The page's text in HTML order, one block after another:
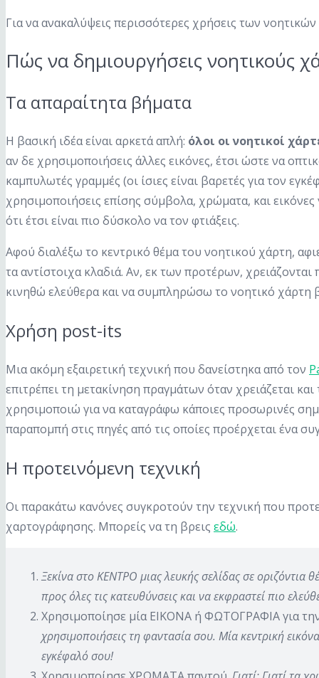
Για να ανακαλύψεις περισσότερες χρήσεις των
Πώς να δημιουργήσεις νοητικούς
Τα απαραίτητα βήματα
Η βασική ιδέα είναι αρκετά απλή: όλοι οι νοητικοί
αν δε χρησιμοποιήσεις άλλες εικόνες, έτσι ώστε να
καμπυλωτές γραμμές (οι ίσιες είναι βαρετές για τον
χρησιμοποιήσεις επίσης σύμβολα, χρώματα, και
ότι έτσι είναι πιο δύσκολο να τον φτιάξεις.
Αφού διαλέξω το κεντρικό θέμα του νοητικού χάρτη,
τα αντίστοιχα κλαδιά. Αν, εκ των προτέρων,
κινηθώ ελεύθερα και να συμπληρώσω το νοητικό
Χρήση post-its
Μια ακόμη εξαιρετική τεχνική που δανείστηκα από τον
επιτρέπει τη μετακίνηση πραγμάτων όταν χρειάζεται
χρησιμοποιώ για να καταγράφω κάποιες προσωρινές
παραπομπή στις πηγές από τις οποίες προέρχεται ένα
Η προτεινόμενη τεχνική
Οι παρακάτω κανόνες συγκροτούν την τεχνική που
χαρτογράφησης. Μπορείς να τη βρεις εδώ.
Ξεκίνα στο ΚΕΝΤΡΟ μιας λευκής σελίδας σε οριζόντια
προς όλες τις κατευθύνσεις και να εκφραστεί πιο
Χρησιμοποίησε μία ΕΙΚΟΝΑ ή ΦΩΤΟΓΡΑΦΙΑ για
χρησιμοποιήσεις τη φαντασία σου. Μία κεντρική
εγκέφαλό σου!